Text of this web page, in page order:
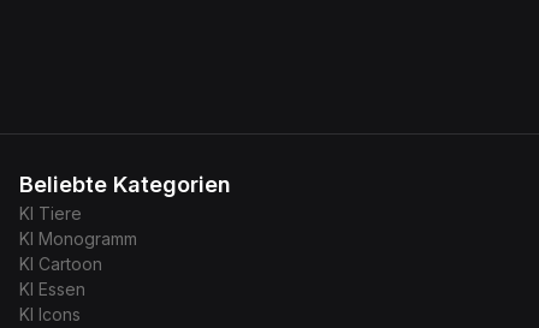
Beliebte Kategorien
KI Tiere
KI Monogramm
KI Cartoon
KI Essen
KI
Icons